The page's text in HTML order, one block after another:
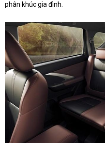
phân khúc gia đình.